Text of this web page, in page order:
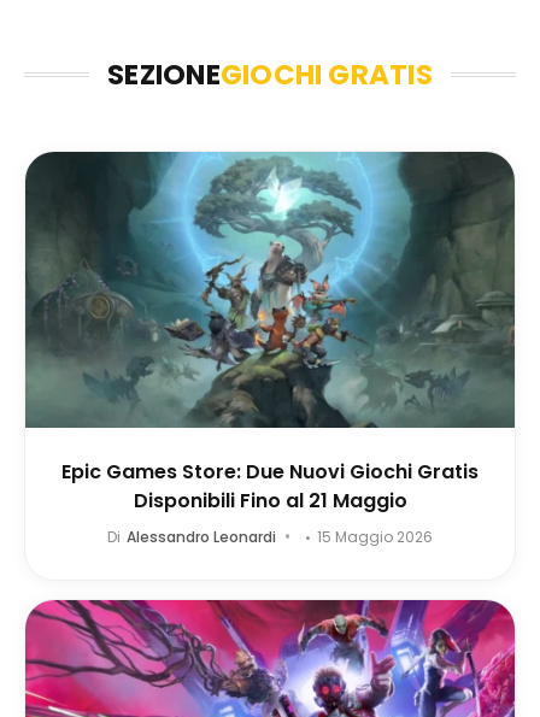
SEZIONEGIOCHI GRATIS
Epic Games Store: Due Nuovi Giochi Gratis
Disponibili Fino al 21 Maggio
Di Alessandro Leonardi 15 Maggio 2026